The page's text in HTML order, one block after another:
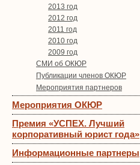
2013 год
2012 год
2011 год
2010 год
2009 год
СМИ об ОКЮР
Публикации членов ОКЮР
Мероприятия партнеров
Мероприятия ОКЮР
Премия «УСПЕХ. Лучший
корпоративный юрист года»
Информационные партнеры